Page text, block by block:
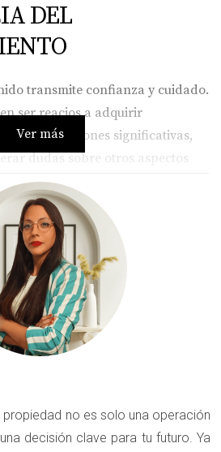
DEL
transmite confianza y cuidado.
ser reacios a adquirir
reparaciones significativas,
dudas sobre otros aspectos
Por lo tanto, invertir
mantenimiento puede ser una
maximizar el valor de venta.
mejor en 2025.” Además, un
solo se vende más rápido, sino
a un mayor número de
en más ofertas y,
de venta más alto. En un
Ver más
no es solo una operación
decisión clave para tu futuro. Ya